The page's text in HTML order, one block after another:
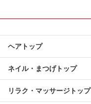
ヘアトップ
ネイル・まつげトップ
リラク・マッサージトップ